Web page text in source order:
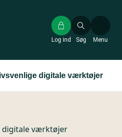
Søg
Log ind Menu
digitale værktøjer
digitale værktøjer